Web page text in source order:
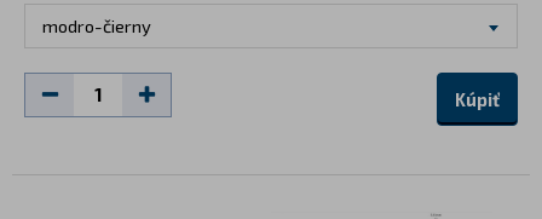
modro-čierny
Kúpiť